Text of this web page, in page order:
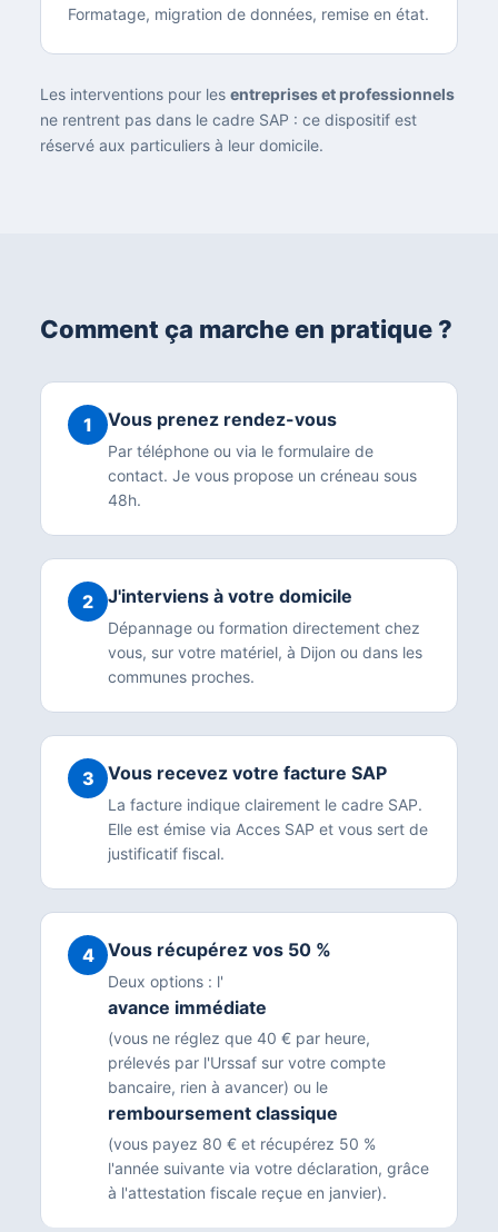
Formatage, migration de données, remise en état.
Les interventions pour les entreprises et professionnels
ne rentrent pas dans le cadre SAP : ce dispositif est
réservé aux particuliers à leur domicile.
Comment ça marche en pratique ?
1 Vous prenez rendez-vous
Par téléphone ou via le formulaire de
contact. Je vous propose un créneau sous
48h.
2 J'interviens à votre domicile
Dépannage ou formation directement chez
vous, sur votre matériel, à Dijon ou dans les
communes proches.
3 Vous recevez votre facture SAP
La facture indique clairement le cadre SAP.
Elle est émise via Acces SAP et vous sert de
justificatif fiscal.
4 Vous récupérez vos 50 %
Deux options : l'
avance immédiate
(vous ne réglez que 40 € par heure,
prélevés par l'Urssaf sur votre compte
bancaire, rien à avancer) ou le
remboursement classique
(vous payez 80 € et récupérez 50 %
l'année suivante via votre déclaration, grâce
à l'attestation fiscale reçue en janvier).